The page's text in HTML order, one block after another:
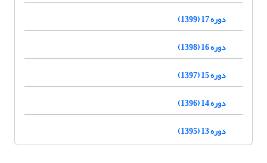
دوره 17 (1399)
دوره 16 (1398)
دوره 15 (1397)
دوره 14 (1396)
دوره 13 (1395)